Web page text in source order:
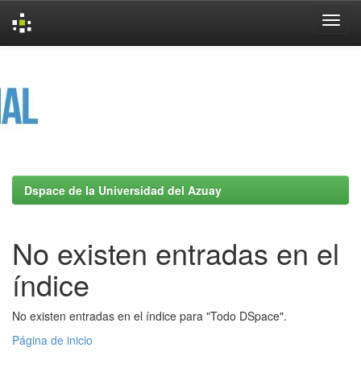
Dspace de la Universidad del Azuay
No existen entradas en el
índice
No existen entradas en el índice para "Todo DSpace".
Página de inicio